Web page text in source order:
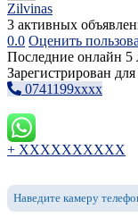
Zilvinas
3 активных
0.0 Оценить
Последние онлайн 5
Зарегистрирован
0741199xxxx
+ XXXXXXXXXX
Наведите камеру